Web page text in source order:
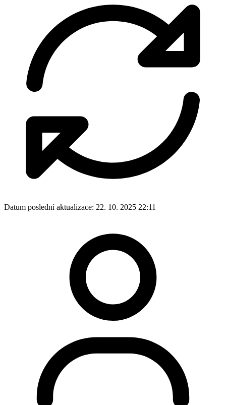
Datum poslední aktualizace: 22. 10. 2025 22:11